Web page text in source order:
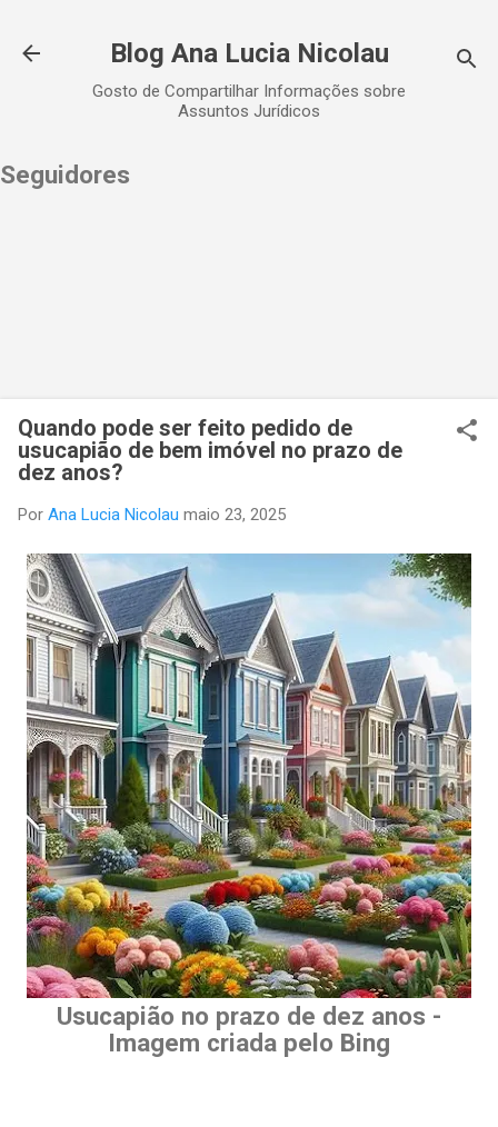
Blog Ana Lucia Nicolau
Gosto de Compartilhar Informações sobre
Assuntos Jurídicos
Seguidores
Quando pode ser feito pedido de
usucapião de bem imóvel no prazo de
dez anos?
Por Ana Lucia Nicolau maio 23, 2025
Usucapião no prazo de dez anos -
Imagem criada pelo Bing